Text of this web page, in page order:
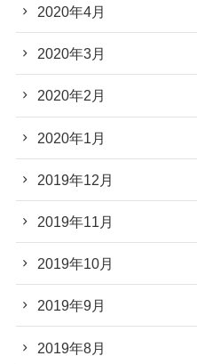
2020年4月
2020年3月
2020年2月
2020年1月
2019年12月
2019年11月
2019年10月
2019年9月
2019年8月